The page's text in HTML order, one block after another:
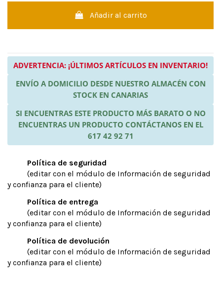
Añadir al carrito
ADVERTENCIA: ¡ÚLTIMOS ARTÍCULOS EN INVENTARIO!
ENVÍO A DOMICILIO DESDE NUESTRO ALMACÉN CON
STOCK EN CANARIAS
SI ENCUENTRAS ESTE PRODUCTO MÁS BARATO O NO
ENCUENTRAS UN PRODUCTO CONTÁCTANOS EN EL
617 42 92 71
Política de seguridad
(editar con el módulo de Información de seguridad
y confianza para el cliente)
Política de entrega
(editar con el módulo de Información de seguridad
y confianza para el cliente)
Política de devolución
(editar con el módulo de Información de seguridad
y confianza para el cliente)